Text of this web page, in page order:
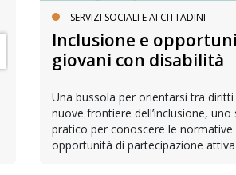
SERVIZI SOCIALI E AI CITTADINI
Inclusione e
giovani con disabilità
Una bussola per orientarsi tra
nuove frontiere dell’inclusione,
pratico per conoscere le normative
opportunità di partecipazione attiva